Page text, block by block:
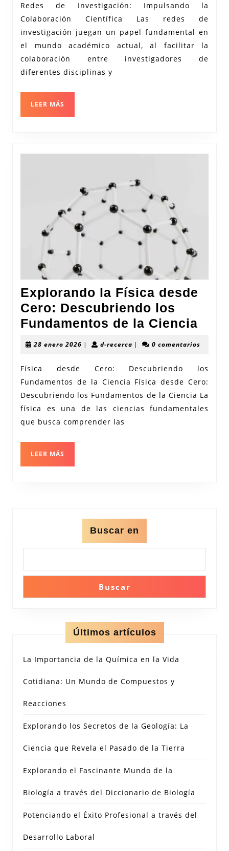
en
Redes de Investigación: Impulsando la
Colaboración Científica Las redes de
investigación juegan un papel fundamental en
el mundo académico actual, al facilitar la
colaboración entre investigadores de
diferentes disciplinas y
LEER MÁS
Explorando la Física desde
Cero: Descubriendo los
Fundamentos de la Ciencia
los
28 enero 2026 28| d-recercad-| 0 comentarios
Física desde Cero: Descubriendo los
Fundamentos de la Ciencia Física desde Cero:
Descubriendo los Fundamentos de la Ciencia La
física es una de las ciencias fundamentales
que busca comprender las
LEER MÁS
Buscar en
Buscar
Últimos artículos
La Importancia de la Química en la Vida
Cotidiana: Un Mundo de Compuestos y
Reacciones
Explorando los Secretos de la Geología: La
Ciencia que Revela el Pasado de la Tierra
Explorando el Fascinante Mundo de la
Biología a través del Diccionario de Biología
Potenciando el Éxito Profesional a través del
Desarrollo Laboral